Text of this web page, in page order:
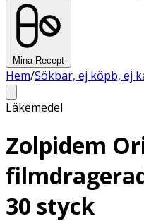
Mina Recept
Hem/Sökbar, ej köpb, ej
Läkemedel
Zolpidem
30 styck